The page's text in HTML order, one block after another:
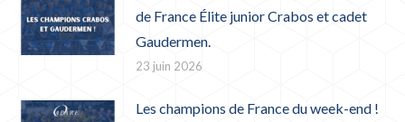
de France Élite junior Crabos et cadet
Gaudermen.
23 juin 2026
Les champions de France du week-end !